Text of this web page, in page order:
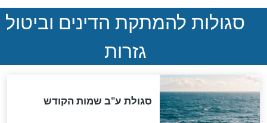
המסמך האבוד שנחשף
הנדיר של הרשב"ם התגלה